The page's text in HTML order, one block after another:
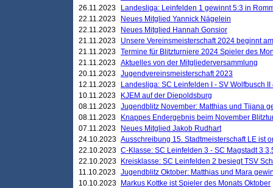
26.11.2023
Landesliga: Leinfelden 1 gewinnt 5:3 in
22.11.2023
Neues Mitglied Yannick Nägelein
22.11.2023
Neues Mitglied Hannah Gonsior
21.11.2023
Unsere Vereinsmeisterschaft 2024 beginnt
21.11.2023 Termine für Blitzturniere 2024 Spieler des
21.11.2023 Aktuelles von der Mitgliederversammlung
20.11.2023 Jugendvereinsmeisterschaft 2023
12.11.2023
Landesliga: SC Leinfelden I - SV Wolfbusch II
10.11.2023
KJEM auf der Diepoldsburg
08.11.2023 Jugendblitz November: Matthias und Tijana
08.11.2023
Knappes Endergebnis beim November
07.11.2023
Neues Mitglied Jakob Rudhart
24.10.2023 Ausschreibung 15. Stadtmeisterschaft LE ist
22.10.2023 C-Klasse: SC Leinfelden 3 - SC Magstadt 3
22.10.2023
Kreisklasse: SC Leinfelden 2 besiegt TSV
11.10.2023 Jugendblitz Oktober: Matthias und Mara
10.10.2023
Markus Kottke ist Spieler des Monats Oktober